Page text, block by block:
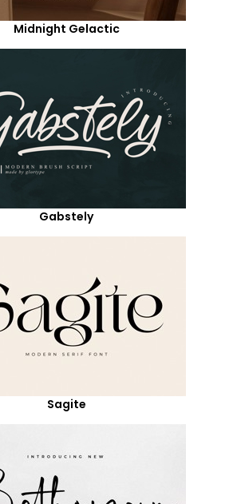
Midnight Gelactic
Gabstely
Sagite